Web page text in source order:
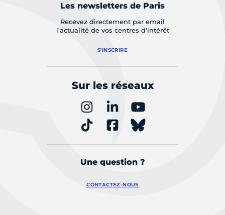
Les newsletters de Paris
Recevez directement par email
l'actualité de vos centres d'intérêt
S'INSCRIRE
Sur les réseaux
Une question ?
CONTACTEZ-NOUS